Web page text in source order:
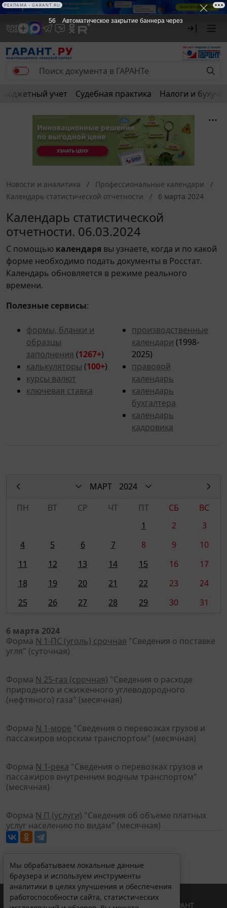
Бюджетный учет Судебная практика Налоги и
Новости и аналитика
Профессиональные календари
Календарь статистической отчетности
6 марта 2024
Календарь статистической
отчетности. 06.03.2024
С помощью календаря вы узнаете, когда и по какой
форме необходимо подать документы в Росстат.
Календарь обновляется в режиме реального
времени.
Полезные сервисы:
формы, бланки и
образцы
заполнения (1267+)
калькуляторы (100+)
курсы валют
ключевая ставка
производственные
календари (1998-
2025)
правовой
календарь
календарь
бухгалтера
календарь
кадровика
МАРТ
2024
ПН
ВТ СР ЧТ ПТ СБ
ВС
1
2
3
4
5 6 7 8 9
10
11
12 13 14 15 16
17
18
19 20 21 22 23
24
25
26 27 28 29 30 31
6 марта 2024
Форма N 1-ПС (уголь) срочная "Сведения о поставке
угля" (суточная)
Форма N 25-газ (срочная) "Сведения о расходе
природного и сжиженного углеводородного
(нефтяного) газа" (месячная)
Форма N 1-море "Сведения о перевозках грузов и
пассажиров морским транспортом" (месячная)
Форма N 1-река "Сведения о перевозках грузов и
пассажиров внутренним водным транспортом"
(месячная)
Форма N П (услуги) "Сведения об объеме платных
услуг населению по видам" (месячная)
Мы обрабатываем локальные данные
браузера и используем инструменты
аналитики в целях улучшения и обеспечения
работоспособности сайта, статистических
© ООО "НПП "ГАРАНТ-СЕРВИС", 2026. Система ГАРАНТ
56 Автоматическое закрытие баннера через
РЕКЛАМА • GARANT.RU